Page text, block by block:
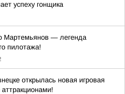
успеху гонщика
Мартемьянов — легенда
пилотажа!
открылась новая игровая
аттракционами!